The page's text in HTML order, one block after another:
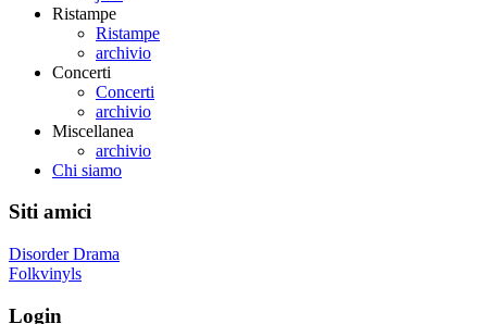
Ristampe
Ristampe
archivio
Concerti
Concerti
archivio
Miscellanea
archivio
Chi siamo
Siti amici
Disorder Drama
Folkvinyls
Login